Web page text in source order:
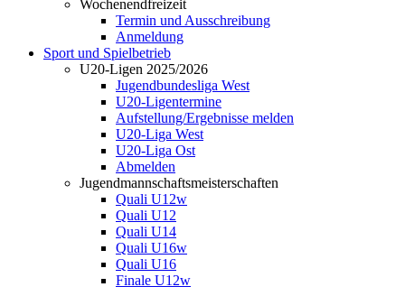
Wochenendfreizeit
Termin und Ausschreibung
Anmeldung
Sport und Spielbetrieb
U20-Ligen 2025/2026
Jugendbundesliga West
U20-Ligentermine
Aufstellung/Ergebnisse melden
U20-Liga West
U20-Liga Ost
Abmelden
Jugendmannschaftsmeisterschaften
Quali U12w
Quali U12
Quali U14
Quali U16w
Quali U16
Finale U12w